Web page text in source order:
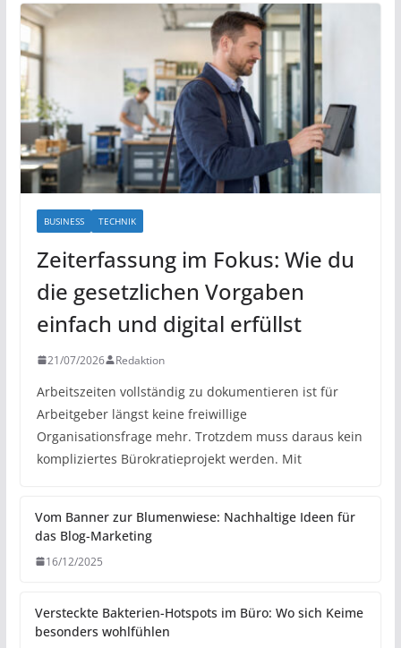
BUSINESS TECHNIK
Zeiterfassung im Fokus: Wie du
die gesetzlichen Vorgaben
einfach und digital erfüllst
21/07/2026 Redaktion
Arbeitszeiten vollständig zu dokumentieren ist für
Arbeitgeber längst keine freiwillige
Organisationsfrage mehr. Trotzdem muss daraus kein
kompliziertes Bürokratieprojekt werden. Mit
Vom Banner zur Blumenwiese: Nachhaltige Ideen für
das Blog-Marketing
16/12/2025
Versteckte Bakterien-Hotspots im Büro: Wo sich Keime
besonders wohlfühlen